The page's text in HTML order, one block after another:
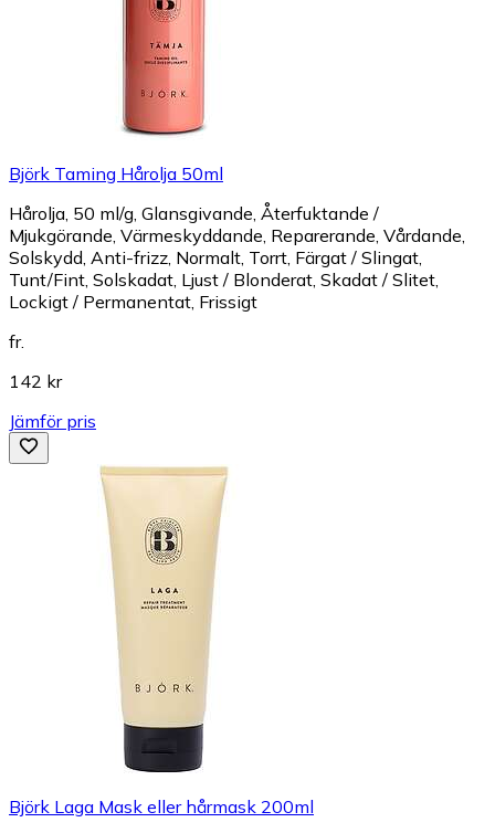
Björk Taming Hårolja 50ml
Hårolja, 50 ml/g, Glansgivande, Återfuktande /
Mjukgörande, Värmeskyddande, Reparerande, Vårdande,
Solskydd, Anti-frizz, Normalt, Torrt, Färgat / Slingat,
Tunt/Fint, Solskadat, Ljust / Blonderat, Skadat / Slitet,
Lockigt / Permanentat, Frissigt
fr.
142 kr
Jämför pris
Björk Laga Mask eller hårmask 200ml